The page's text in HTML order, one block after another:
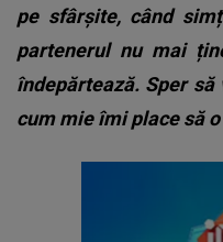
pe sfârșite, când
partenerul nu mai
îndepărtează. Sper
cum mie îmi place să